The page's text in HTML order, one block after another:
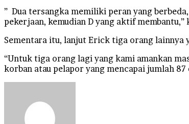
” Dua tersangka memiliki peran yang
pekerjaan, kemudian D yang aktif
Sementara itu, lanjut Erick tiga orang lainnya
“Untuk tiga orang lagi yang kami amankan
korban atau pelapor yang mencapai jumlah